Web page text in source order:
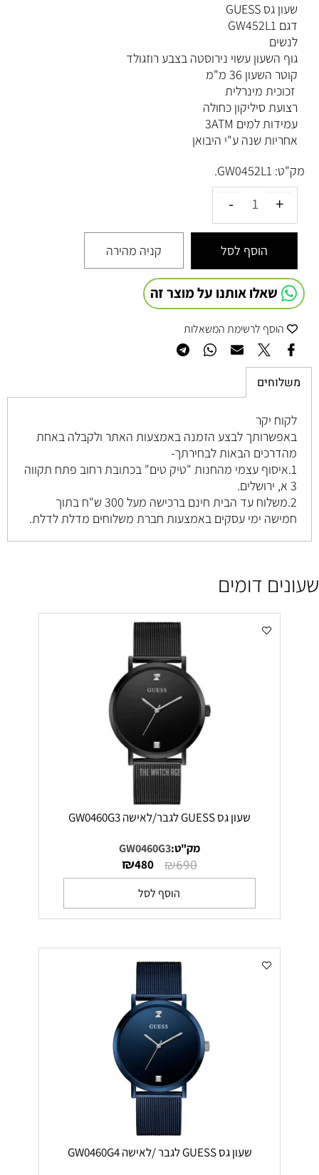
שעון גס GUESS
דגם GW452L1
לנשים
גוף השעון עשוי נירוסטה בצבע רוזגולד
קוטר השעון 36 מ"מ
זכוכית מינרלית
רצועת סיליקון כחולה
עמידות למים 3ATM
אחריות שנה ע"י היבואן
מק"ט: GW0452L1.
הוסף לסל קניה מהירה
שאלו אותנו על מוצר זה
הוסף לרשימת המשאלות
משלוחים
לקוח יקר
באפשרותך לבצע הזמנה באמצעות האתר ולקבלה באחת
מהדרכים הבאות לבחירתך-
1.איסוף עצמי מהחנות "טיק טים" בכתובת רחוב
פתח תקווה
3 א, ירושלים
.
2.משלוח עד הבית חינם ברכישה מעל 300 ש"ח בתוך
חמישה ימי עסקים באמצעות חברת משלוחים מדלת לדלת.
שעונים דומים
שעון גס GUESS לגבר/לאישה GW0460G3
מק"ט:GW0460G3
₪690
₪480
הוסף לסל
שעון גס GUESS לגבר /לאישה GW0460G4